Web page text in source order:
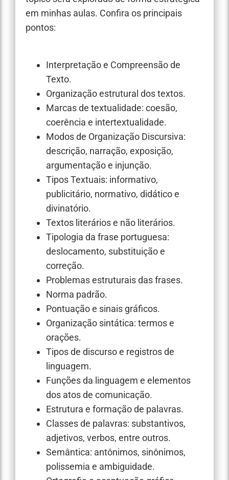
em minhas aulas. Confira os principais
pontos:
Interpretação e Compreensão de
Texto.
Organização estrutural dos textos.
Marcas de textualidade: coesão,
coerência e intertextualidade.
Modos de Organização Discursiva:
descrição, narração, exposição,
argumentação e injunção.
Tipos Textuais: informativo,
publicitário, normativo, didático e
divinatório.
Textos literários e não literários.
Tipologia da frase portuguesa:
deslocamento, substituição e
correção.
Problemas estruturais das frases.
Norma padrão.
Pontuação e sinais gráficos.
Organização sintática: termos e
orações.
Tipos de discurso e registros de
linguagem.
Funções da linguagem e elementos
dos atos de comunicação.
Estrutura e formação de palavras.
Classes de palavras: substantivos,
adjetivos, verbos, entre outros.
Semântica: antônimos, sinônimos,
polissemia e ambiguidade.